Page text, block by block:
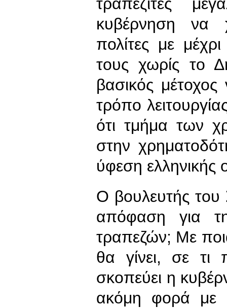
τραπεζίτες
κυβέρνηση να
πολίτες με
τους χωρίς το
βασικός
τρόπο
ότι τμήμα των
στην
ύφεση ελληνικής
Ο βουλευτής
απόφαση για
τραπεζών; Με
θα γίνει, σε
σκοπεύει η
ακόμη φορά με